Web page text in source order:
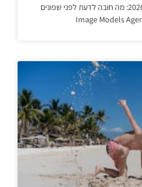
Image Models Agency ב-2026: מה חובה לדעת לפני שפונים